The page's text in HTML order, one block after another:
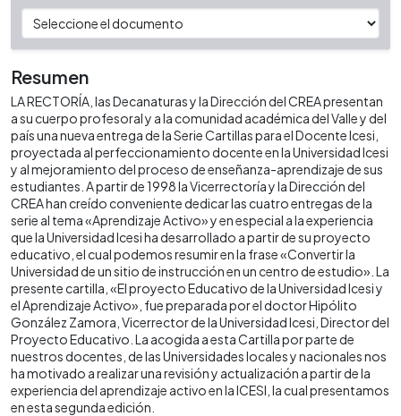
Resumen
LA RECTORÍA, las Decanaturas y la Dirección del CREA presentan
a su cuerpo profesoral y a la comunidad académica del Valle y del
país una nueva entrega de la Serie Cartillas para el Docente Icesi,
proyectada al perfeccionamiento docente en la Universidad Icesi
y al mejoramiento del proceso de enseñanza-aprendizaje de sus
estudiantes. A partir de 1998 la Vicerrectoría y la Dirección del
CREA han creído conveniente dedicar las cuatro entregas de la
serie al tema «Aprendizaje Activo» y en especial a la experiencia
que la Universidad Icesi ha desarrollado a partir de su proyecto
educativo, el cual podemos resumir en la frase «Convertir la
Universidad de un sitio de instrucción en un centro de estudio». La
presente cartilla, «El proyecto Educativo de la Universidad Icesi y
el Aprendizaje Activo», fue preparada por el doctor Hipólito
González Zamora, Vicerrector de la Universidad Icesi, Director del
Proyecto Educativo. La acogida a esta Cartilla por parte de
nuestros docentes, de las Universidades locales y nacionales nos
ha motivado a realizar una revisión y actualización a partir de la
experiencia del aprendizaje activo en la ICESI, la cual presentamos
en esta segunda edición.